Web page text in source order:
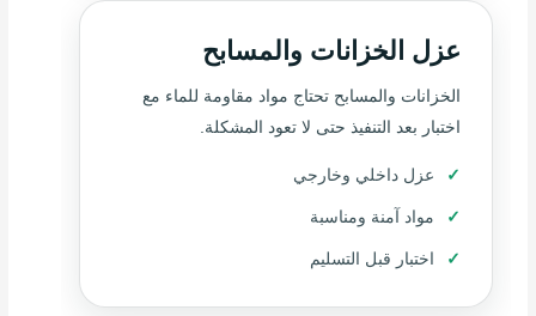
عزل الخزانات والمسابح
الخزانات والمسابح تحتاج مواد مقاومة للماء مع
اختبار بعد التنفيذ حتى لا تعود المشكلة.
عزل داخلي وخارجي
مواد آمنة ومناسبة
اختبار قبل التسليم